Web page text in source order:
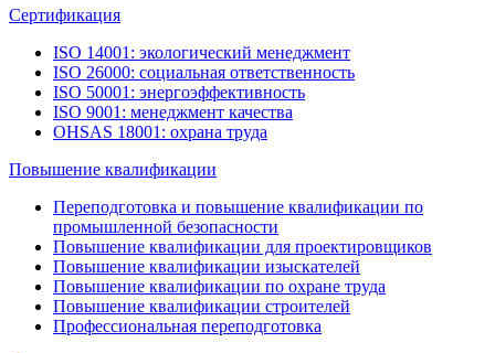
Сертификация
ISO 14001: экологический менеджмент
ISO 26000: социальная ответственность
ISO 50001: энергоэффективность
ISO 9001: менеджмент качества
OHSAS 18001: охрана труда
Повышение квалификации
Переподготовка и повышение квалификации по
промышленной безопасности
Повышение квалификации для проектировщиков
Повышение квалификации изыскателей
Повышение квалификации по охране труда
Повышение квалификации строителей
Профессиональная переподготовка